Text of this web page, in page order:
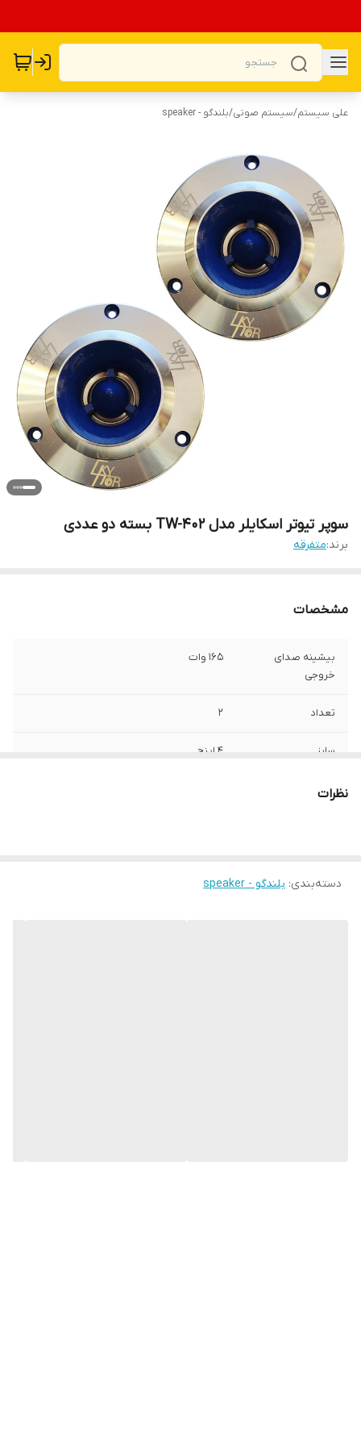
علی سیستم/سیستم صوتی/بلندگو - speaker
سوپر تیوتر اسکایلر مدل TW-402 بسته دو عددی
برند:متفرقه
مشخصات
بیشینه صدای
خروجی
165 وات
تعداد 2
سایز 4 اینچ
عمق نصبنظرات
دسته‌بندی: بلندگو - speaker